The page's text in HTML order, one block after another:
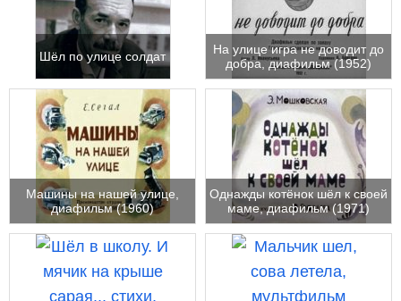
Шёл по улице солдат
На улице игра не доводит до
добра, диафильм (1952)
Машины на нашей улице,
диафильм (1960)
Однажды котёнок шёл к своей
маме, диафильм (1971)